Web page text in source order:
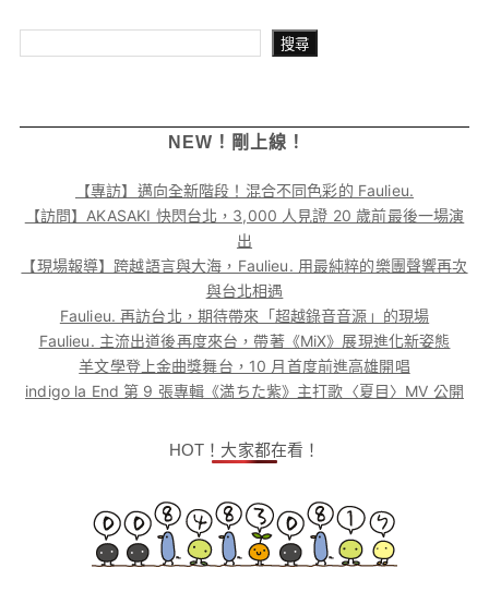
搜尋
NEW！剛上線！
【專訪】邁向全新階段！混合不同色彩的 Faulieu.
【訪問】AKASAKI 快閃台北，3,000 人見證 20 歲前最後一場演
出
【現場報導】跨越語言與大海，Faulieu. 用最純粹的樂團聲響再次
與台北相遇
Faulieu. 再訪台北，期待帶來「超越錄音音源」的現場
Faulieu. 主流出道後再度來台，帶著《MiX》展現進化新姿態
羊文學登上金曲獎舞台，10 月首度前進高雄開唱
indigo la End 第 9 張專輯《満ちた紫》主打歌〈夏目〉MV 公開
HOT！大家都在看！